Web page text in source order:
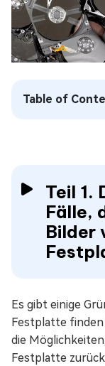
Table of
Teil 1.
Fälle,
Bilder
Es gibt einige
Festplatte
die
Festplatte